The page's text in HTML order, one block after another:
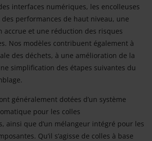
interfaces numériques, les encolleuses
performances de haut niveau, une
accrue et une réduction des risques
Nos modèles contribuent également à
des déchets, à une amélioration de la
simplification des étapes suivantes du
généralement dotées d’un système
pour les colles
ainsi que d’un mélangeur intégré pour les
Qu’il s’agisse de colles à base